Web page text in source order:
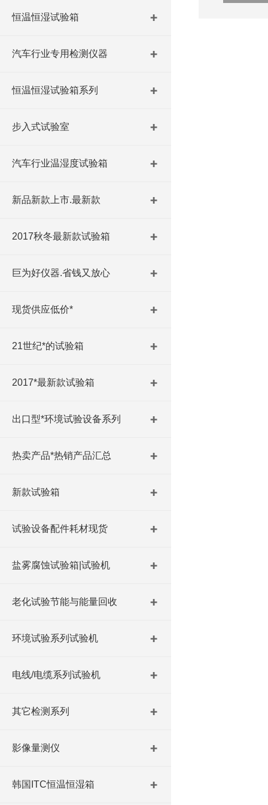
恒温恒湿试验箱
汽车行业专用检测仪器
恒温恒湿试验箱系列
步入式试验室
汽车行业温湿度试验箱
新品新款上市.最新款
2017秋冬最新款试验箱
巨为好仪器.省钱又放心
现货供应低价*
21世纪*的试验箱
2017*最新款试验箱
出口型*环境试验设备系列
热卖产品*热销产品汇总
新款试验箱
试验设备配件耗材现货
盐雾腐蚀试验箱|试验机
老化试验节能与能量回收
环境试验系列试验机
电线/电缆系列试验机
其它检测系列
影像量测仪
韩国ITC恒温恒湿箱